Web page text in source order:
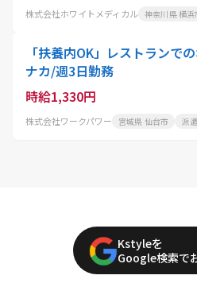
株式会社ホワイトメディカル 神奈川県 横浜
「扶養内OK」レストランで
ナカ/週3日勤務
時給1,330円
株式会社ワークパワー 宮城県 仙台市 派
Kstyleを
Google検索で